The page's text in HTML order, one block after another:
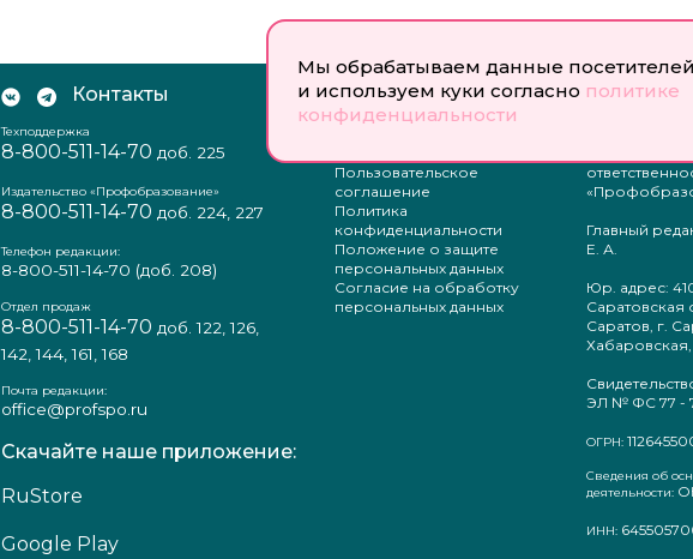
Мы обрабатываем данные посетителей
и используем куки согласно политике
конфиденциальности
Контакты
Техподдержка
8-800-511-14-70 доб. 225
Издательство «Профобразование»
8-800-511-14-70 доб. 224, 227
Телефон редакции:
8-800-511-14-70 (доб. 208)
Отдел продаж
8-800-511-14-70 доб. 122, 126,
142, 144, 161, 168
Почта редакции:
office@profspo.ru
Скачайте наше приложение:
RuStore
Google Play
Документы:
Пользовательское
соглашение
Политика
конфиденциальности
Положение о защите
персональных данных
Согласие на обработку
персональных данных
Инфо:
Главный
Е. А.
Юр. адрес:
Саратовская
Саратов, г.
Хабаровская,
ЭЛ № ФС 77 -
ОГРН:
Сведения об
деятельности:
ИНН: